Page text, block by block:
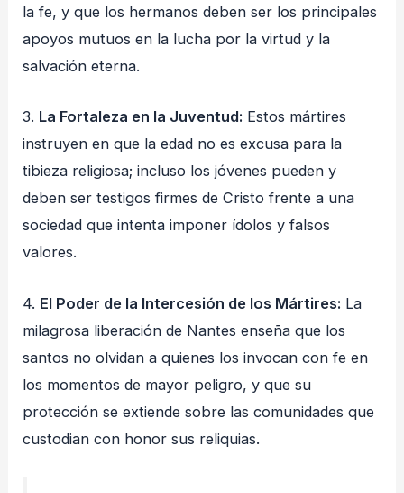
la fe, y que los hermanos deben ser los principales
apoyos mutuos en la lucha por la virtud y la
salvación eterna.
3. La Fortaleza en la Juventud: Estos mártires
instruyen en que la edad no es excusa para la
tibieza religiosa; incluso los jóvenes pueden y
deben ser testigos firmes de Cristo frente a una
sociedad que intenta imponer ídolos y falsos
valores.
4. El Poder de la Intercesión de los Mártires: La
milagrosa liberación de Nantes enseña que los
santos no olvidan a quienes los invocan con fe en
los momentos de mayor peligro, y que su
protección se extiende sobre las comunidades que
custodian con honor sus reliquias.